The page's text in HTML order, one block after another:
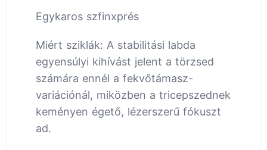
Egykaros szfinxprés
Miért sziklák: A stabilitási labda
egyensúlyi kihívást jelent a törzsed
számára ennél a fekvőtámasz-
variációnál, miközben a tricepszednek
keményen égető, lézerszerű fókuszt
ad.